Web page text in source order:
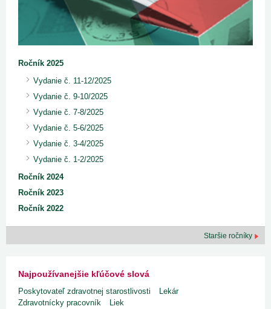
Ročník 2025
Vydanie č. 11-12/2025
Vydanie č. 9-10/2025
Vydanie č. 7-8/2025
Vydanie č. 5-6/2025
Vydanie č. 3-4/2025
Vydanie č. 1-2/2025
Ročník 2024
Ročník 2023
Ročník 2022
Staršie ročníky
Najpoužívanejšie kľúčové slová
Poskytovateľ zdravotnej starostlivosti
Lekár
Zdravotnícky pracovník
Liek